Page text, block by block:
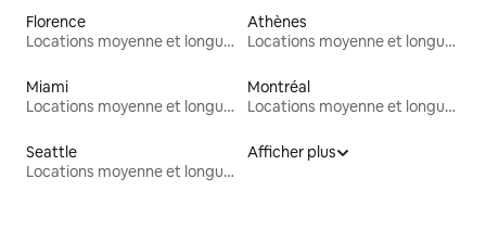
Florence
Locations moyenne et longue durée
Athènes
Locations moyenne et longue durée
Miami
Locations moyenne et longue durée
Montréal
Locations moyenne et longue durée
Seattle
Locations moyenne et longue durée
Afficher plus